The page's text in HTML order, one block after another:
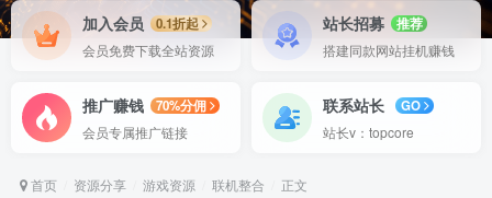
加入会员
0.1折起
会员免费下载全站资源
站长招募
推荐
搭建同款网站挂机赚钱
推广赚钱
70%分佣
会员专属推广链接
联系站长
GO
站长v：topcore
首页 资源分享 游戏资源 联机整合 正文